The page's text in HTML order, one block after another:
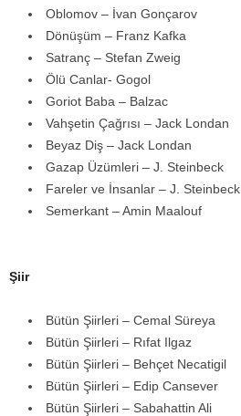
Oblomov – İvan Gonçarov
Dönüşüm – Franz Kafka
Satranç – Stefan Zweig
Ölü Canlar- Gogol
Goriot Baba – Balzac
Vahşetin Çağrısı – Jack Londan
Beyaz Diş – Jack Londan
Gazap Üzümleri – J. Steinbeck
Fareler ve İnsanlar – J. Steinbeck
Semerkant – Amin Maalouf
Şiir
Bütün Şiirleri – Cemal Süreya
Bütün Şiirleri – Rıfat Ilgaz
Bütün Şiirleri – Behçet Necatigil
Bütün Şiirleri – Edip Cansever
Bütün Şiirleri – Sabahattin Ali